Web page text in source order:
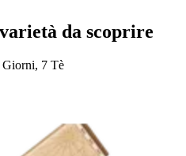
da scoprire
7 Tè